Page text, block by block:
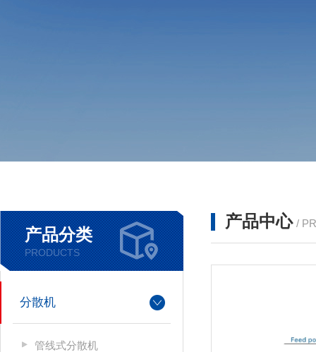
产品分类
PRODUCTS
分散机
管线式分散机
产品中心 /